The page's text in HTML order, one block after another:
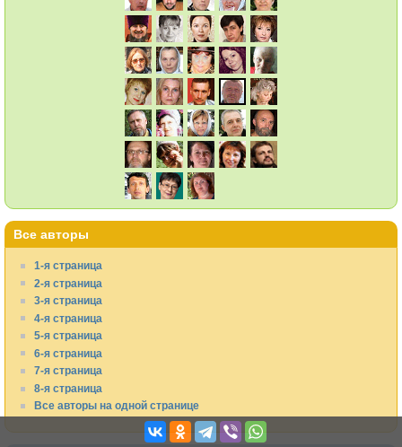
Все авторы
1-я страница
2-я страница
3-я страница
4-я страница
5-я страница
6-я страница
7-я страница
8-я страница
Все авторы на одной странице